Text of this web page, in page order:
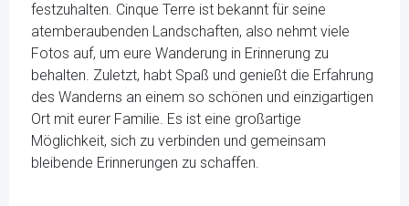
festzuhalten. Cinque Terre ist bekannt für seine
atemberaubenden Landschaften, also nehmt viele
Fotos auf, um eure Wanderung in Erinnerung zu
behalten. Zuletzt, habt Spaß und genießt die Erfahrung
des Wanderns an einem so schönen und einzigartigen
Ort mit eurer Familie. Es ist eine großartige
Möglichkeit, sich zu verbinden und gemeinsam
bleibende Erinnerungen zu schaffen.